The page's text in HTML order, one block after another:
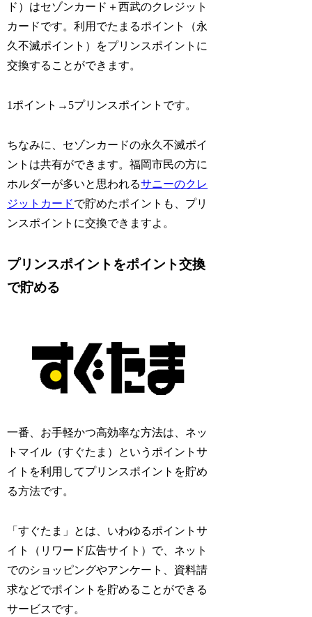
ド）はセゾンカード＋西武のクレジット
カードです。利用でたまるポイント（永
久不滅ポイント）をプリンスポイントに
交換することができます。
1ポイント→5プリンスポイントです。
ちなみに、セゾンカードの永久不滅ポイ
ントは共有ができます。福岡市民の方に
ホルダーが多いと思われるサニーのクレ
ジットカードで貯めたポイントも、プリ
ンスポイントに交換できますよ。
プリンスポイントをポイント交換
で貯める
一番、お手軽かつ高効率な方法は、ネッ
トマイル（すぐたま）というポイントサ
イトを利用してプリンスポイントを貯め
る方法です。
「すぐたま」とは、いわゆるポイントサ
イト（リワード広告サイト）で、ネット
でのショッピングやアンケート、資料請
求などでポイントを貯めることができる
サービスです。